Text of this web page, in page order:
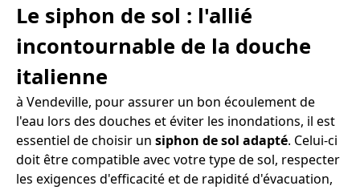
Le siphon de sol : l'allié
incontournable de la douche
italienne
à Vendeville, pour assurer un bon écoulement de
l'eau lors des douches et éviter les inondations, il est
essentiel de choisir un siphon de sol adapté. Celui-ci
doit être compatible avec votre type de sol, respecter
les exigences d'efficacité et de rapidité d'évacuation,